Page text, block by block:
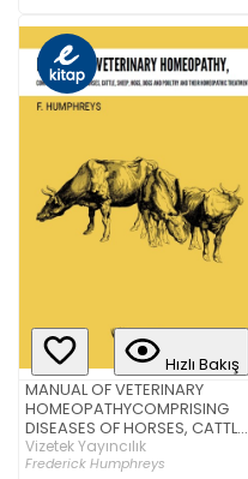
Hızlı Bakış
MANUAL OF VETERINARY
HOMEOPATHYCOMPRISING
DISEASES OF HORSES, CATTLE,
SHEEP, HOGS, DOGSAND
POULTRY AND THEIR
Vizetek Yayıncılık
Frederick Humphreys